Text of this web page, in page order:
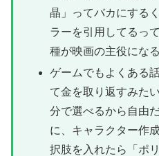
晶」ってバカにする
ラーを引用してるっ
種が映画の主役にな
ゲームでもよくある
て金を取り返すみた
分で選べるから自由
に、キャラクター作
択肢を入れたら「ポ